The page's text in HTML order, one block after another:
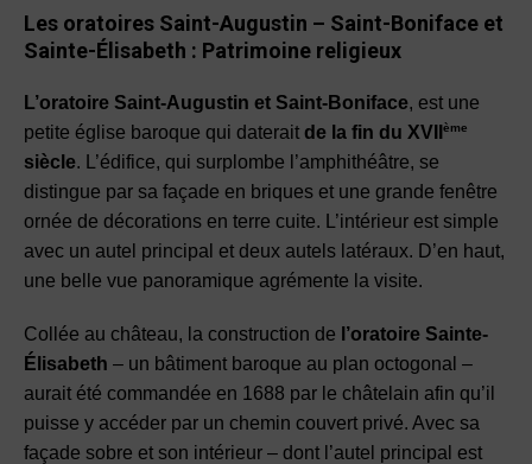
Les oratoires Saint-Augustin – Saint-Boniface et
Sainte-Élisabeth : Patrimoine religieux
L’oratoire Saint-Augustin et Saint-Boniface, est une
petite église baroque qui daterait de la fin du XVII ème
siècle. L’édifice, qui surplombe l’amphithéâtre, se
distingue par sa façade en briques et une grande fenêtre
ornée de décorations en terre cuite. L’intérieur est simple
avec un autel principal et deux autels latéraux. D’en haut,
une belle vue panoramique agrémente la visite.
Collée au château, la construction de l’oratoire Sainte-
Élisabeth – un bâtiment baroque au plan octogonal –
aurait été commandée en 1688 par le châtelain afin qu’il
puisse y accéder par un chemin couvert privé. Avec sa
façade sobre et son intérieur – dont l’autel principal est